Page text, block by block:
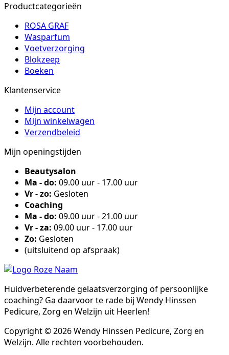
Productcategorieën
ROSA GRAF
Wasparfum
Voetverzorging
Blokzeep
Boeken
Klantenservice
Mijn account
Mijn winkelwagen
Verzendbeleid
Mijn openingstijden
Beautysalon
Ma - do: 09.00 uur - 17.00 uur
Vr - zo: Gesloten
Coaching
Ma - do: 09.00 uur - 21.00 uur
Vr - za: 09.00 uur - 17.00 uur
Zo: Gesloten
(uitsluitend op afspraak)
Huidverbeterende gelaatsverzorging of persoonlijke
coaching? Ga daarvoor te rade bij Wendy Hinssen
Pedicure, Zorg en Welzijn uit Heerlen!
Copyright © 2026 Wendy Hinssen Pedicure, Zorg en
Welzijn. Alle rechten voorbehouden.